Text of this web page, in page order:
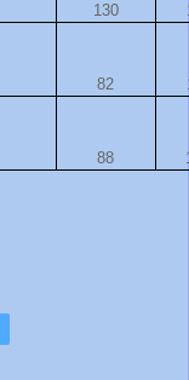
130
82
88